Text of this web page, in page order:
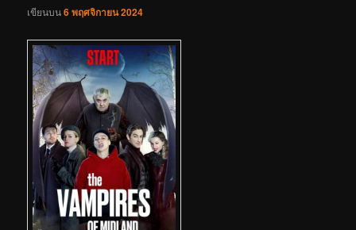
เขียนบน6 พฤศจิกายน 2024